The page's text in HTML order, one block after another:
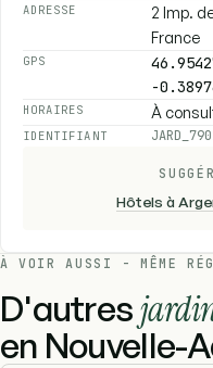
ADRESSE
2 Imp.
France
GPS
-
HORAIRES À
IDENTIFIANT
Hôtels à
À VOIR AUSSI - MÊME
D'autres
en Nouvelle-